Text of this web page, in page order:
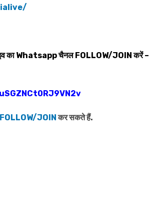
काWhatsappचैनलFOLLOW/JOINकरें –
FOLLOW/JOINकर सकते हैं.